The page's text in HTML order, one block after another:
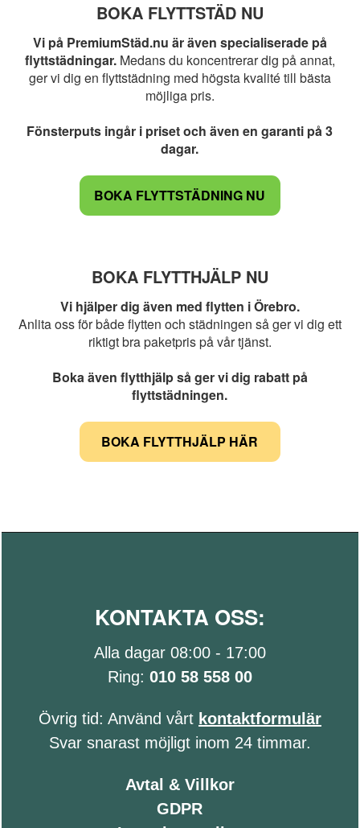
BOKA FLYTTSTÄD NU
Vi på PremiumStäd.nu är även specialiserade på
flyttstädningar. Medans du koncentrerar dig på annat,
ger vi dig en flyttstädning med högsta kvalité till bästa
möjliga pris.
Fönsterputs ingår i priset och även en garanti på 3
dagar.
BOKA FLYTTSTÄDNING NU
BOKA FLYTTHJÄLP NU
Vi hjälper dig även med flytten i Örebro.
Anlita oss för både flytten och städningen så ger vi dig ett
riktigt bra paketpris på vår tjänst.
Boka även flytthjälp så ger vi dig rabatt på
flyttstädningen.
BOKA FLYTTHJÄLP HÄR
KONTAKTA OSS:
Alla dagar 08:00 - 17:00
Ring: 010 58 558 00
Övrig tid: Använd vårt kontaktformulär
Svar snarast möjligt inom 24 timmar.
Avtal & Villkor
GDPR